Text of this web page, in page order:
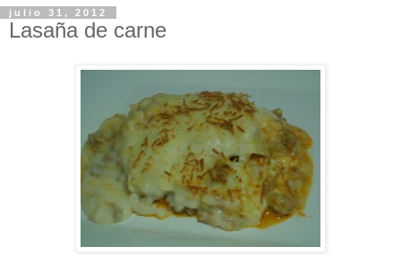
julio 31, 2012
Lasaña de carne